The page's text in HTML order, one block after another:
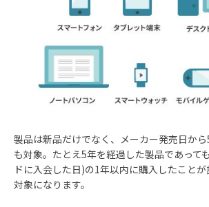
製品は新品だけでなく、メーカー発売日か
も対象。たとえ5年を経過した製品であって
ドに入会した日)の1年以内に購入したこと
対象になります。